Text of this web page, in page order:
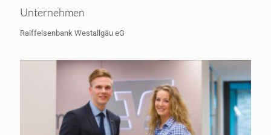
Unternehmen
Raiffeisenbank Westallgäu eG